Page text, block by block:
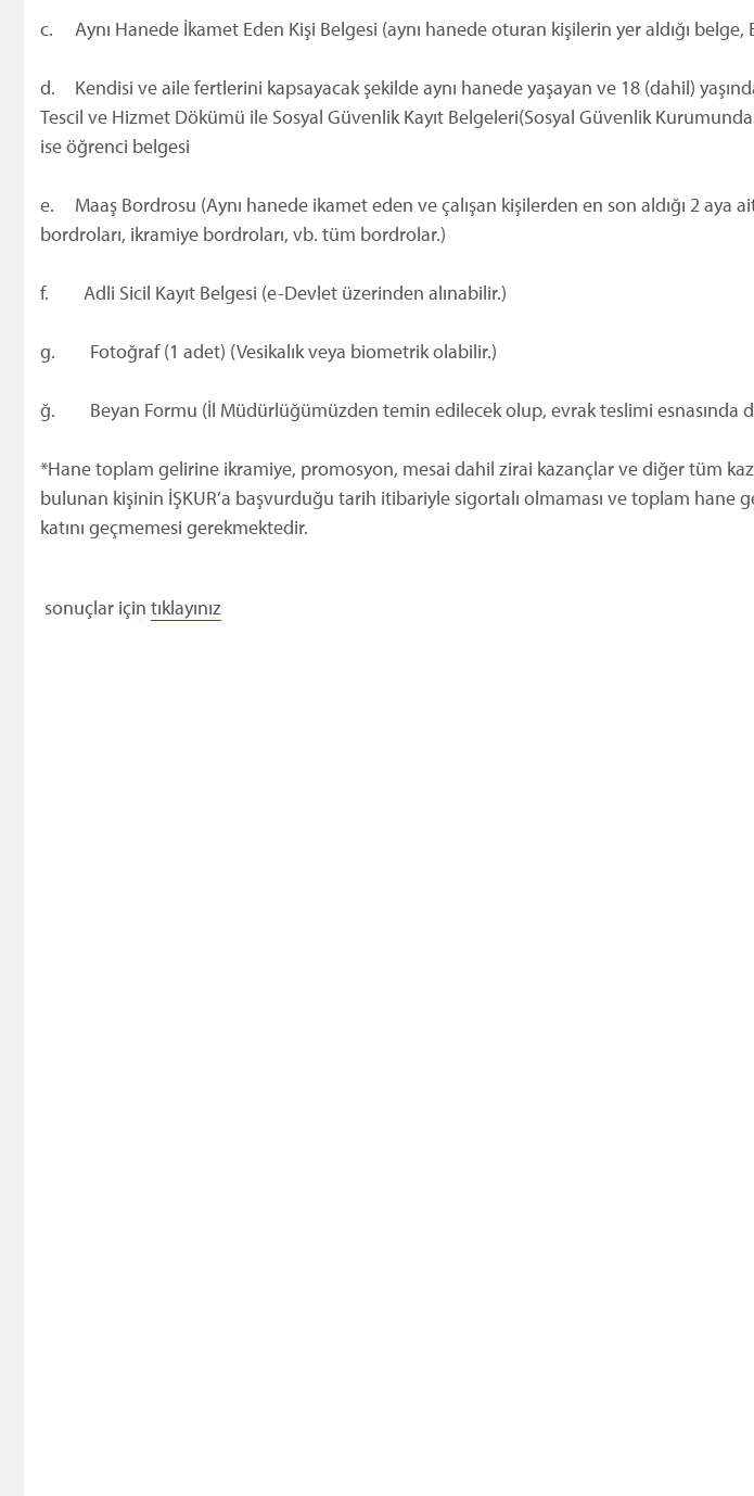
c. Aynı Hanede İkamet Eden Kişi Belgesi (aynı hanede oturan kişilerin yer aldığı
d.
Kendisi ve aile fertlerini kapsayacak şekilde aynı hanede yaşayan ve 18 (dahil)
Tescil ve Hizmet Dökümü ile Sosyal Güvenlik Kayıt Belgeleri(Sosyal Güvenlik
ise öğrenci belgesi
e.
Maaş Bordrosu (Aynı hanede ikamet eden ve çalışan kişilerden en son aldığı 2 aya
bordroları, ikramiye bordroları, vb. tüm bordrolar.)
f. Adli Sicil Kayıt Belgesi (e-Devlet üzerinden alınabilir.)
g. Fotoğraf (1 adet) (Vesikalık veya biometrik olabilir.)
ğ. Beyan Formu (İl Müdürlüğümüzden temin edilecek olup, evrak teslimi esnasında
*Hane toplam gelirine ikramiye, promosyon, mesai dahil zirai kazançlar ve diğer tüm
bulunan kişinin İŞKUR’a başvurduğu tarih itibariyle sigortalı olmaması ve toplam hane
katını geçmemesi gerekmektedir.
sonuçlar için tıklayınız